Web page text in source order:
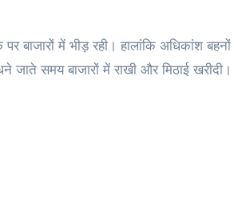
बाजारों में भीड़ रही। हालांकि अधिकांश बहनों
जाते समय बाजारों में राखी और मिठाई खरीदी।